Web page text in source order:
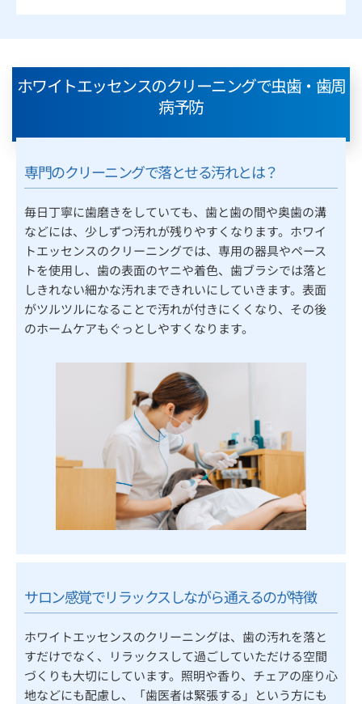
ホワイトエッセンスのクリーニングで虫歯・歯周
病予防
専門のクリーニングで落とせる汚れとは？
毎日丁寧に歯磨きをしていても、歯と歯の間や奥歯の溝
などには、少しずつ汚れが残りやすくなります。ホワイ
トエッセンスのクリーニングでは、専用の器具やペース
トを使用し、歯の表面のヤニや着色、歯ブラシでは落と
しきれない細かな汚れまできれいにしていきます。表面
がツルツルになることで汚れが付きにくくなり、その後
のホームケアもぐっとしやすくなります。
サロン感覚でリラックスしながら通えるのが特徴
ホワイトエッセンスのクリーニングは、歯の汚れを落と
すだけでなく、リラックスして過ごしていただける空間
づくりも大切にしています。照明や香り、チェアの座り心
地などにも配慮し、「歯医者は緊張する」という方にも